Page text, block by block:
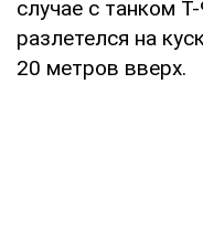
случае с танком
разлетелся на
20 метров вверх.